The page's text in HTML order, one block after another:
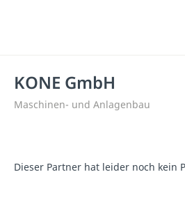
KONE GmbH
Maschinen- und Anlagenbau
Dieser Partner hat leider noch kein